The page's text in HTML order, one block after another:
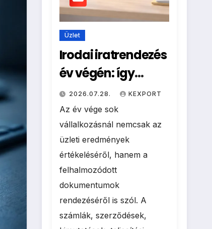
Üzlet
Irodai iratrendezés
év végén: így
készítsd elő a
dokumentumokat
archiválásra
2026.07.28. KEXPORT
Az év vége sok
vállalkozásnál nemcsak az
üzleti eredmények
értékeléséről, hanem a
felhalmozódott
dokumentumok
rendezéséről is szól. A
számlák, szerződések,